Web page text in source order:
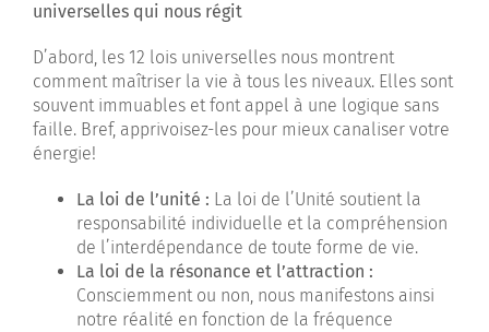
universelles qui nous régit
D’abord, les 12 lois universelles nous montrent
comment maîtriser la vie à tous les niveaux. Elles sont
souvent immuables et font appel à une logique sans
faille. Bref, apprivoisez-les pour mieux canaliser votre
énergie!
La loi de l’unité : La loi de l’Unité soutient la
responsabilité individuelle et la compréhension
de l’interdépendance de toute forme de vie.
La loi de la résonance et l’attraction :
Consciemment ou non, nous manifestons ainsi
notre réalité en fonction de la fréquence